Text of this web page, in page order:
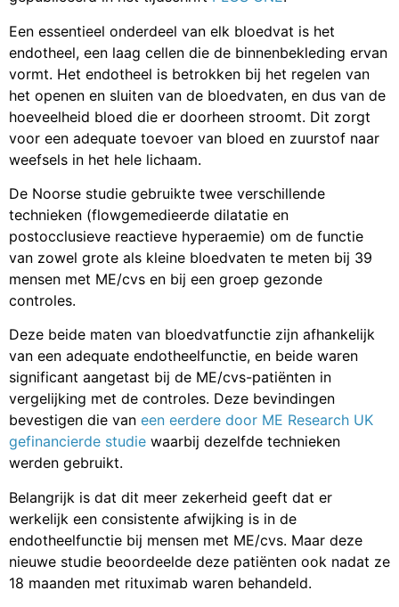
Een essentieel onderdeel van elk bloedvat is het
endotheel, een laag cellen die de binnenbekleding ervan
vormt. Het endotheel is betrokken bij het regelen van
het openen en sluiten van de bloedvaten, en dus van de
hoeveelheid bloed die er doorheen stroomt. Dit zorgt
voor een adequate toevoer van bloed en zuurstof naar
weefsels in het hele lichaam.
De Noorse studie gebruikte twee verschillende
technieken (flowgemedieerde dilatatie en
postocclusieve reactieve hyperaemie) om de functie
van zowel grote als kleine bloedvaten te meten bij 39
mensen met ME/cvs en bij een groep gezonde
controles.
Deze beide maten van bloedvatfunctie zijn afhankelijk
van een adequate endotheelfunctie, en beide waren
significant aangetast bij de ME/cvs-patiënten in
vergelijking met de controles. Deze bevindingen
bevestigen die van een eerdere door ME Research UK
gefinancierde studie waarbij dezelfde technieken
werden gebruikt.
Belangrijk is dat dit meer zekerheid geeft dat er
werkelijk een consistente afwijking is in de
endotheelfunctie bij mensen met ME/cvs. Maar deze
nieuwe studie beoordeelde deze patiënten ook nadat ze
18 maanden met rituximab waren behandeld.